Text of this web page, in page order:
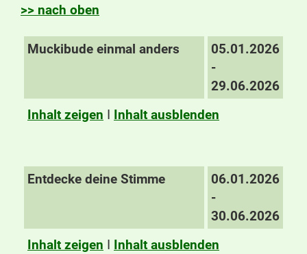
>> nach oben
Muckibude einmal anders
05.01.2026
-
29.06.2026
Inhalt zeigen I Inhalt ausblenden
Entdecke deine Stimme
06.01.2026
-
30.06.2026
Inhalt zeigen I Inhalt ausblenden